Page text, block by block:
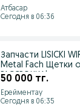
Атбасар
Сегодня в 06:36
Запчасти LISICKI
Metal Fach Щетки
РАССРОЧКА!
50 000 тг.
Ерейментау
Сегодня в 06:35